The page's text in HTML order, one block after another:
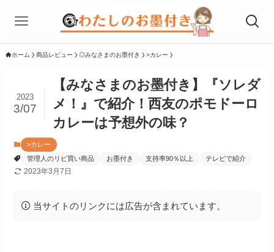
ホーム 商品レビュー ◎みなさまのお墨付き >カレー
【みなさまのお墨付き】『ソレダ
メ！』で紹介！西友のポモドーロ
カレーは予想外の味？
2023
3/07
>カレー
管理人のリピ買い商品
お墨付き 支持率90％以上 テレビで紹介
2023年3月7日
当サイトのリンクには広告が含まれています。